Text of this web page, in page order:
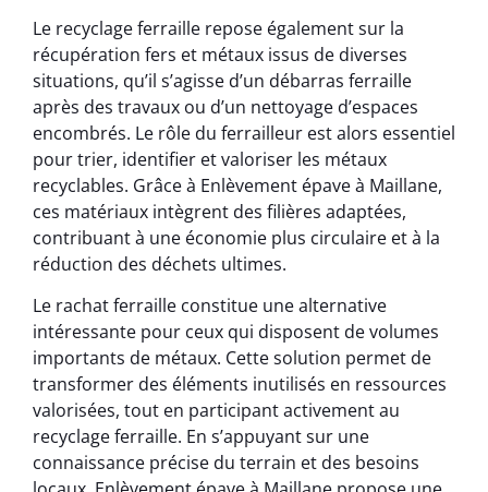
Le recyclage ferraille repose également sur la
récupération fers et métaux issus de diverses
situations, qu’il s’agisse d’un débarras ferraille
après des travaux ou d’un nettoyage d’espaces
encombrés. Le rôle du ferrailleur est alors essentiel
pour trier, identifier et valoriser les métaux
recyclables. Grâce à Enlèvement épave à Maillane,
ces matériaux intègrent des filières adaptées,
contribuant à une économie plus circulaire et à la
réduction des déchets ultimes.
Le rachat ferraille constitue une alternative
intéressante pour ceux qui disposent de volumes
importants de métaux. Cette solution permet de
transformer des éléments inutilisés en ressources
valorisées, tout en participant activement au
recyclage ferraille. En s’appuyant sur une
connaissance précise du terrain et des besoins